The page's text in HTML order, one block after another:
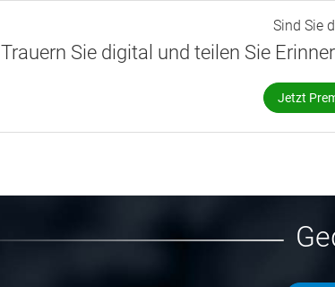
Sind Sie
Trauern Sie digital und teilen Sie
Jetzt